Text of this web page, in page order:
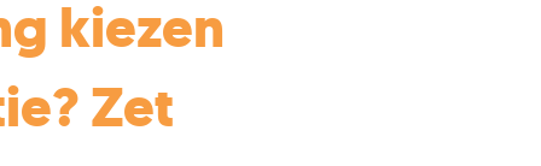
kiezen
Zet